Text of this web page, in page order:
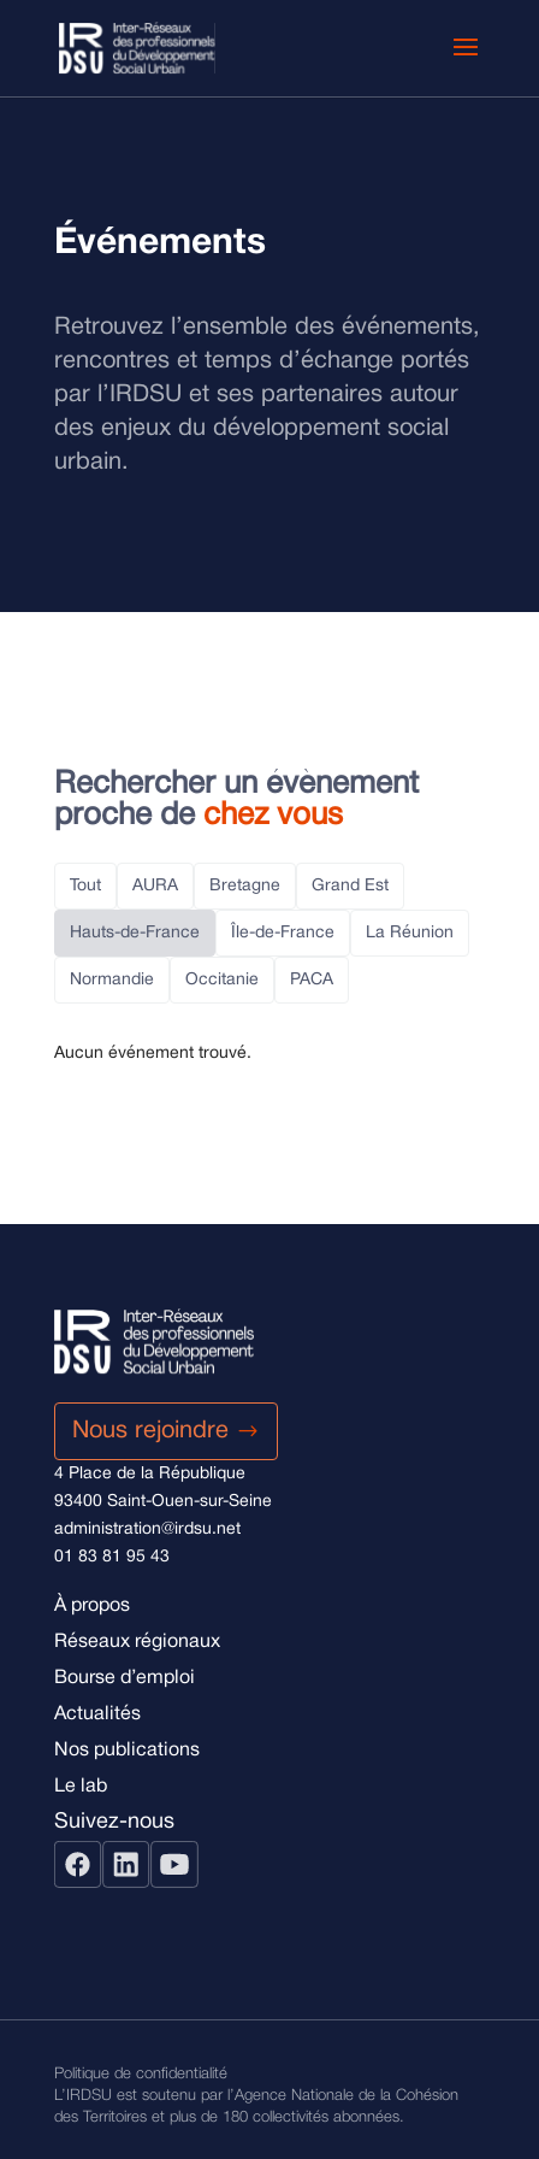
Événements
Retrouvez l’ensemble des événements,
rencontres et temps d’échange portés
par l’IRDSU et ses partenaires autour
des enjeux du développement social
urbain.
Rechercher un évènement
proche de chez vous
Tout AURA Bretagne Grand Est
Hauts-de-France Île-de-France La Réunion
Normandie Occitanie PACA
Aucun événement trouvé.
Nous rejoindre
4 Place de la République
93400 Saint-Ouen-sur-Seine
administration@irdsu.net
01 83 81 95 43
À propos
Réseaux régionaux
Bourse d’emploi
Actualités
Nos publications
Le lab
Suivez-nous
Politique de confidentialité
L’IRDSU est soutenu par l’Agence Nationale de la Cohésion
des Territoires et plus de 180 collectivités abonnées.